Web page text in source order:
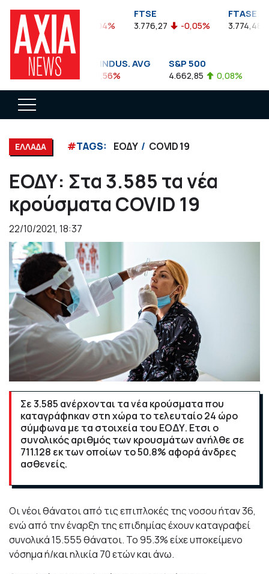
FTSEA
899,47 -0,04%
FTSE
3.776,27 -0,05%
FTASE
3.774,48
DOW JONES INDUS. AVG
35.911,81 -0,56%
S&P 500
4.662,85 0,08%
ΕΛΛΑΔΑ #TAGS: ΕΟΔΥ COVID 19
ΕΟΔΥ: Στα 3.585 τα νέα
κρούσματα COVID 19
22/10/2021, 18:37
Σε 3.585 ανέρχονται τα νέα κρούσματα που
καταγράφηκαν στη χώρα το τελευταίο 24 ώρο
σύμφωνα με τα στοιχεία του ΕΟΔΥ. Ετσι ο
συνολικός αριθμός των κρουσμάτων ανήλθε σε
711.128 εκ των οποίων το 50.8% αφορά άνδρες
ασθενείς.
Οι νέοι θάνατοι από τις επιπλοκές της νοσου ήταν 36,
ενώ από την έναρξη της επιδημίας έχουν καταγραφεί
συνολικά 15.555 θάνατοι. Το 95.3% είχε υποκείμενο
νόσημα ή/και ηλικία 70 ετών και άνω.